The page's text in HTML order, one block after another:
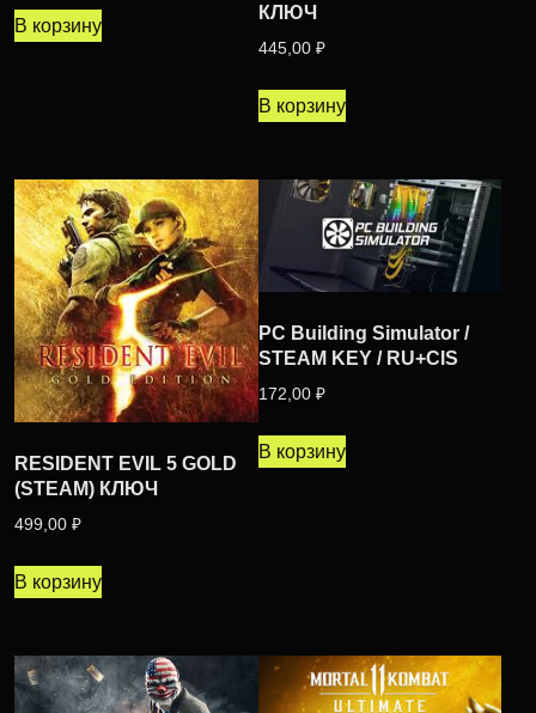
В корзину
КЛЮЧ
445,00 ₽
В корзину
RESIDENT EVIL 5 GOLD
(STEAM) КЛЮЧ
499,00 ₽
В корзину
PC Building Simulator /
STEAM KEY / RU+CIS
172,00 ₽
В корзину